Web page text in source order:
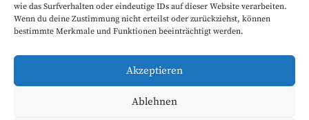
wie das Surfverhalten oder eindeutige IDs auf dieser Website verarbeiten.
Wenn du deine Zustimmung nicht erteilst oder zurückziehst, können
bestimmte Merkmale und Funktionen beeinträchtigt werden.
Akzeptieren
Ablehnen
Datenschutzerklärung
Impressum
Cookie-Richtlinie (EU)